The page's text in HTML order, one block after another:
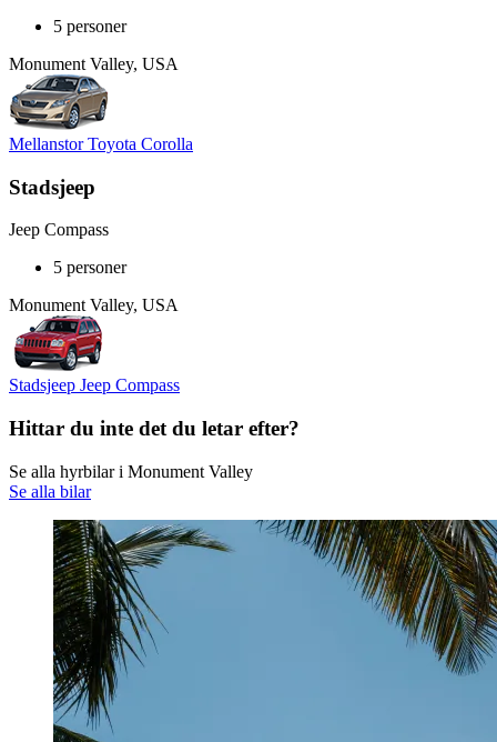
5 personer
Monument Valley, USA
Mellanstor Toyota Corolla
Stadsjeep
Jeep Compass
5 personer
Monument Valley, USA
Stadsjeep Jeep Compass
Hittar du inte det du letar efter?
Se alla hyrbilar i Monument Valley
Se alla bilar